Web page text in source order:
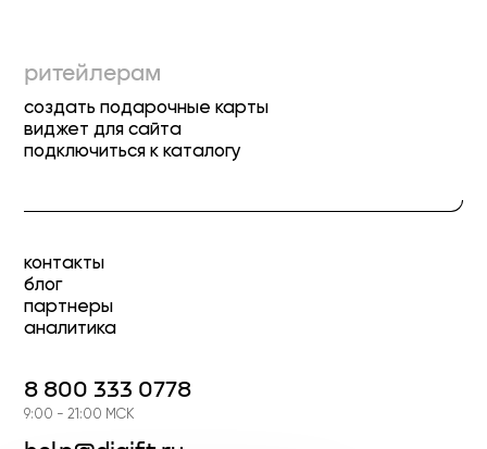
ритейлерам
создать подарочные карты
виджет для сайта
подключиться к каталогу
контакты
блог
партнеры
аналитика
8 800 333 0778
9:00 - 21:00 МСК